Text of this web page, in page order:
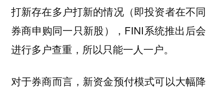
打新存在多户打新的情况（即投资者在不同
券商申购同一只新股），FINI系统推出后会
进行多户查重，所以只能一人一户。
对于券商而言，新资金预付模式可以大幅降